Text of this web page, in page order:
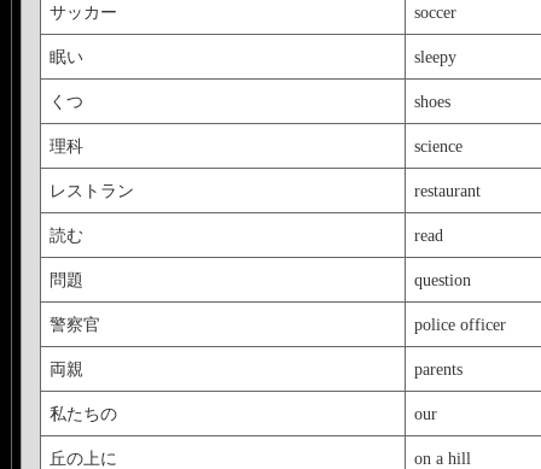
サッカー soccer
眠い sleepy
くつ shoes
理科 science
レストラン restaurant
読む read
問題 question
警察官 police officer
両親 parents
私たちの our
丘の上に on a hill